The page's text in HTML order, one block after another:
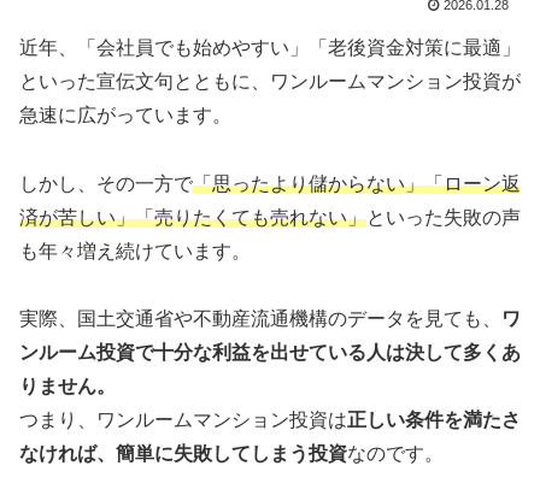
2026.01.28
近年、「会社員でも始めやすい」「老後資金対策に最適」
といった宣伝文句とともに、ワンルームマンション投資が
急速に広がっています。
しかし、その一方で「思ったより儲からない」「ローン返
済が苦しい」「売りたくても売れない」といった失敗の声
も年々増え続けています。
実際、国土交通省や不動産流通機構のデータを見ても、
ワ
ンルーム投資で十分な利益を出せている人は決して多くあ
りません。
つまり、ワンルームマンション投資は正しい条件を満たさ
なければ、簡単に失敗してしまう投資なのです。